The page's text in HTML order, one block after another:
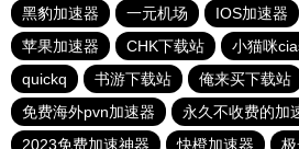
黑豹加速器
一元机场 IOS加速器
苹果加速器
CHK下载站 小猫咪
quickq
书游下载站 俺来买下载站
免费海外pvn加速器
永久不收费的加
2023免费加速神器
快橙加速器